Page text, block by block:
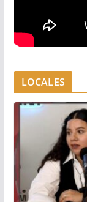
LOCALES